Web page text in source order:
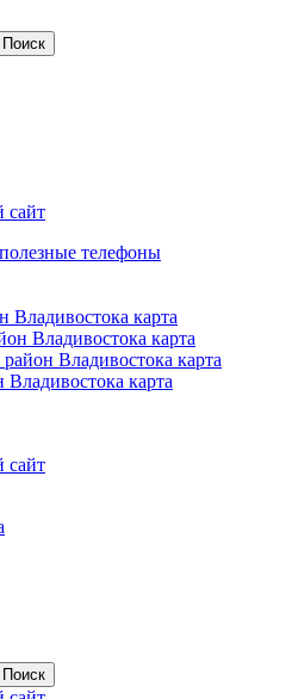
телефоны
Владивостока карта
Владивостока карта
Владивостока карта
карта